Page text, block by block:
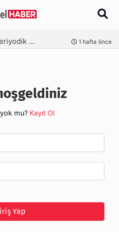
Su Arıtma Sistemlerinde Periyodik Bakım Neden Kritik? 1 hafta önce
yok mu? Kayıt Ol
Yap